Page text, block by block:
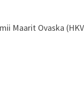
Maarit Ovaska